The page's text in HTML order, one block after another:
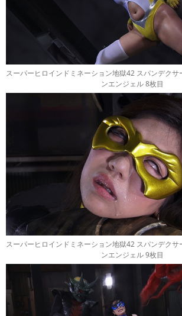
スーパーヒロインドミネーション地獄42 スパンデク
ンエンジェル 8枚目
スーパーヒロインドミネーション地獄42 スパンデク
ンエンジェル 9枚目